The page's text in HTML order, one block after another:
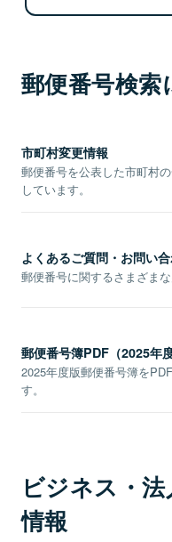
郵便番号検索
市町村変更情報
郵便番号を公表した市町村
しています。
よくあるご質問・お問い
郵便番号に関するさまざまな
郵便番号簿PDF（2025年度
2025年度版郵便番号簿を
す。
ビジネス・
情報